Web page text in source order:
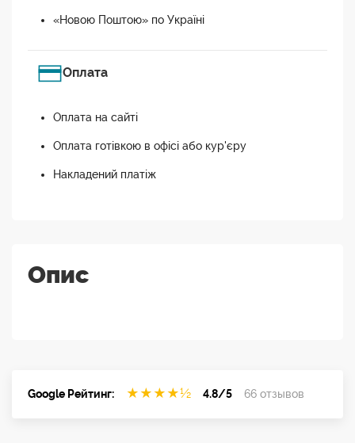
«Новою Поштою» по Україні
Оплата
Оплата на сайті
Оплата готівкою в офісі або кур'єру
Накладений платіж
Опис
Google Рейтинг: ★ ★ ★ ★½ 4.8/5 66 отзывов